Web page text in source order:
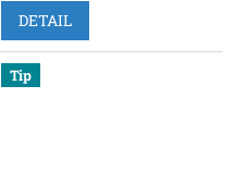
DETAIL
Tip